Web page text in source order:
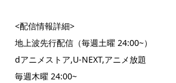
<配信情報詳細>
地上波先行配信（毎週土曜 24:00~）
dアニメストア,U-NEXT,アニメ放題
毎週木曜 24:00~